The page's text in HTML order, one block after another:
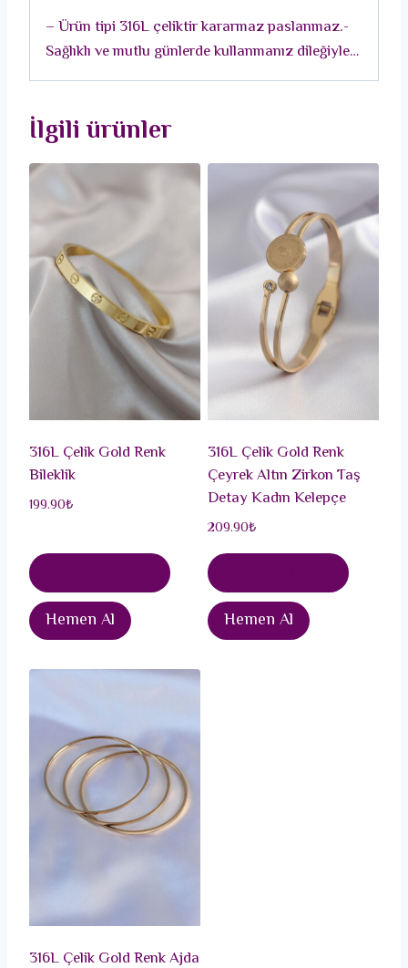
– Ürün tipi 316L çeliktir kararmaz paslanmaz.-
Sağlıklı ve mutlu günlerde kullanmanız dileğiyle…
İlgili ürünler
316L Çelik Gold Renk
Bileklik
199.90₺
Hemen Al
316L Çelik Gold Renk
Çeyrek Altın Zirkon Taş
Detay Kadın Kelepçe
209.90₺
Hemen Al
316L Çelik Gold Renk Ajda